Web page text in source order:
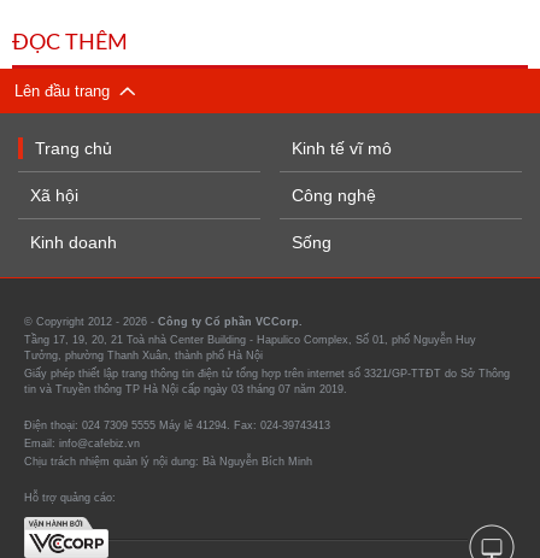
ĐỌC THÊM
Lên đầu trang
Trang chủ
Xã hội
Kinh doanh
Kinh tế vĩ mô
Công nghệ
Sống
© Copyright 2012 - 2026 - Công ty Cổ phần VCCorp.
Tầng 17, 19, 20, 21 Toà nhà Center Building - Hapulico Complex, Số 01, phố Nguyễn Huy
Tưởng, phường Thanh Xuân, thành phố Hà Nội
Giấy phép thiết lập trang thông tin điện tử tổng hợp trên internet số 3321/GP-TTĐT do Sở Thông
tin và Truyền thông TP Hà Nội cấp ngày 03 tháng 07 năm 2019.
Điện thoại: 024 7309 5555 Máy lẻ 41294. Fax: 024-39743413
Email: info@cafebiz.vn
Chịu trách nhiệm quản lý nội dung: Bà Nguyễn Bích Minh
Hỗ trợ quảng cáo: